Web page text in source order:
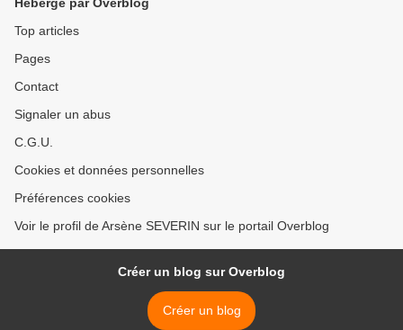
Top articles
Pages
Contact
Signaler un abus
C.G.U.
Cookies et données personnelles
Préférences cookies
Voir le profil de Arsène SEVERIN sur le portail Overblog
Créer un blog sur Overblog
Créer un blog